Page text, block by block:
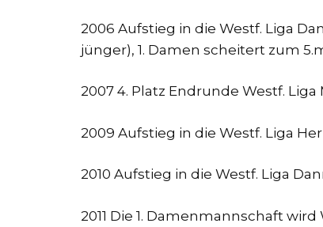
2006 Aufstieg in die Westf. Liga
jünger), 1. Damen scheitert zum
2007 4. Platz Endrunde Westf. Liga
2009 Aufstieg in die Westf. Liga
2010 Aufstieg in die Westf. Liga
2011 Die 1. Damenmannschaft